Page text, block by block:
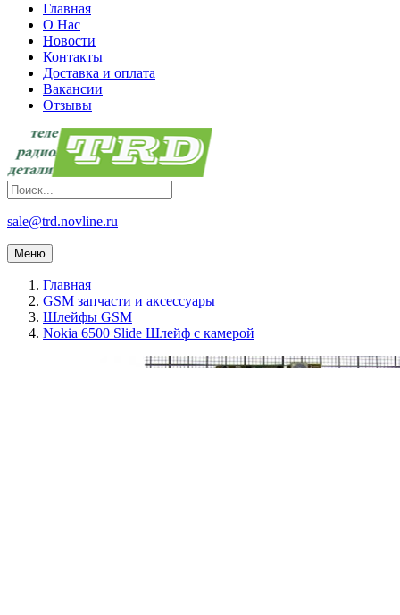
Главная
О Нас
Новости
Контакты
Доставка и оплата
Вакансии
Отзывы
sale@trd.novline.ru
Меню
Главная
GSM запчасти и аксессуары
Шлейфы GSM
Nokia 6500 Slide Шлейф с камерой